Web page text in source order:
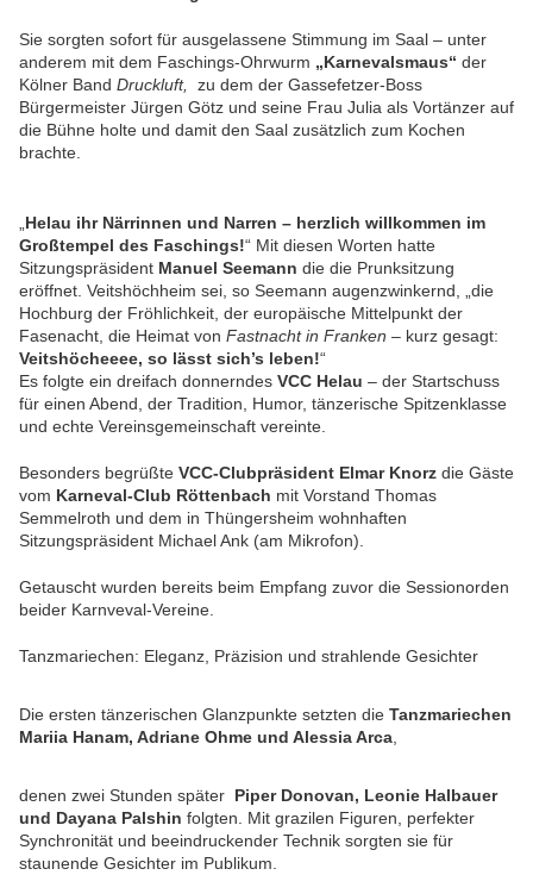
Sie sorgten sofort für ausgelassene Stimmung im Saal – unter
anderem mit dem Faschings-Ohrwurm „Karnevalsmaus“ der
Kölner Band Druckluft,
zu dem der Gassefetzer-Boss
Bürgermeister Jürgen Götz und seine Frau Julia als Vortänzer auf
die Bühne holte und damit den Saal zusätzlich zum Kochen
brachte.
Helau ihr Närrinnen und Narren – herzlich willkommen im
Großtempel des Faschings!“ Mit diesen Worten hatte
Sitzungspräsident Manuel Seemann die die Prunksitzung
eröffnet. Veitshöchheim sei, so Seemann augenzwinkernd, „die
Hochburg der Fröhlichkeit, der europäische Mittelpunkt der
Fasenacht, die Heimat von Fastnacht in Franken – kurz gesagt:
Veitshöcheeee, so lässt sich’s leben!“
Es folgte ein dreifach donnerndes VCC Helau – der Startschuss
für einen Abend, der Tradition, Humor, tänzerische Spitzenklasse
und echte Vereinsgemeinschaft vereinte.
Besonders begrüßte VCC-Clubpräsident Elmar Knorz die Gäste
vom Karneval-Club Röttenbach mit Vorstand Thomas
Semmelroth und dem in Thüngersheim wohnhaften
Sitzungspräsident Michael Ank (am Mikrofon).
Getauscht wurden bereits beim Empfang zuvor die Sessionorden
beider Karnveval-Vereine.
Tanzmariechen: Eleganz, Präzision und strahlende Gesichter
Die ersten tänzerischen Glanzpunkte setzten die Tanzmariechen
Mariia Hanam, Adriane Ohme und Alessia Arca
denen zwei Stunden später Piper Donovan, Leonie Halbauer
und Dayana Palshin folgten. Mit grazilen Figuren, perfekter
Synchronität und beeindruckender Technik sorgten sie für
staunende Gesichter im Publikum.